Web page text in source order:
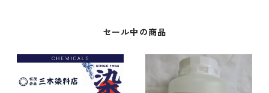
セール中の商品